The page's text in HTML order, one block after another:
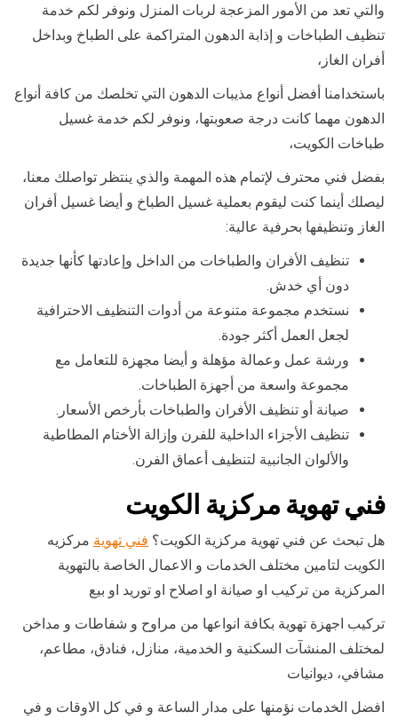
والتي تعد من الأمور المزعجة لربات المنزل ونوفر لكم خدمة
تنظيف الطباخات و إذابة الدهون المتراكمة على الطباخ وبداخل
أفران الغاز،
باستخدامنا أفضل أنواع مذيبات الدهون التي تخلصك من كافة أنواع
الدهون مهما كانت درجة صعوبتها، ونوفر لكم خدمة غسيل
طباخات الكويت،
بفضل فني محترف لإتمام هذه المهمة والذي ينتظر تواصلك معنا،
ليصلك أينما كنت ليقوم بعملية غسيل الطباخ و أيضا غسيل أفران
الغاز وتنظيفها بحرفية عالية:
تنظيف الأفران والطباخات من الداخل وإعادتها كأنها جديدة
دون أي خدش.
نستخدم مجموعة متنوعة من أدوات التنظيف الاحترافية
لجعل العمل أكثر جودة.
ورشة عمل وعمالة مؤهلة و أيضا مجهزة للتعامل مع
مجموعة واسعة من أجهزة الطباخات.
صيانة أو تنظيف الأفران والطباخات بأرخص الأسعار.
تنظيف الأجزاء الداخلية للفرن وإزالة الأختام المطاطية
والألوان الجانبية لتنظيف أعماق الفرن.
فني تهوية مركزية الكويت
هل تبحث عن فني تهوية مركزية الكويت؟ فني تهوية مركزيه
الكويت لتامين مختلف الخدمات و الاعمال الخاصة بالتهوية
المركزية من تركيب او صيانة او اصلاح او توريد او بيع
تركيب اجهزة تهوية بكافة انواعها من مراوح و شفاطات و مداخن
لمختلف المنشآت السكنية و الخدمية، منازل، فنادق، مطاعم،
مشافي، ديوانيات
افضل الخدمات نؤمنها على مدار الساعة و في كل الاوقات و في